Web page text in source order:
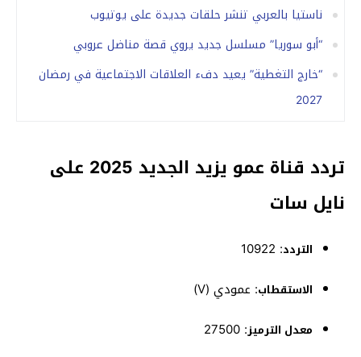
ناستيا بالعربي تنشر حلقات جديدة على يوتيوب
“أبو سوريا” مسلسل جديد يروي قصة مناضل عروبي
“خارج التغطية” يعيد دفء العلاقات الاجتماعية في رمضان
2027
تردد قناة عمو يزيد الجديد 2025 على
نايل سات
التردد:
10922
الاستقطاب: عمودي (V)
معدل الترميز:
27500